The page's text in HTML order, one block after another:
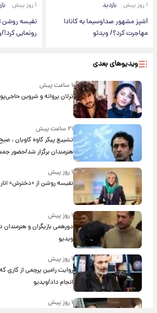
۱ روز پیش بازدید
آشپز مشهور صداوسیما به کانادا
مهاجرت کرد؟/ ویدئو
۱ روز پیش
نفیسه روشن
رونمایی
ویدیوهای بعدی
۱ ساعت پیش
ترلان پروانه و شروین
۲۱ ساعت پیش
تشییع پیکر کاوه کاویان ،
هنرمندان برگزار شد/حضور
۱ روز پیش
نفیسه روشن از «دخترش»
۱ روز پیش
دورهمی بازیگران و
ویدیو
۱ روز پیش
روایت رامین پرچمی از کاری
انجام داد/ویدیو
۱ روز پیش